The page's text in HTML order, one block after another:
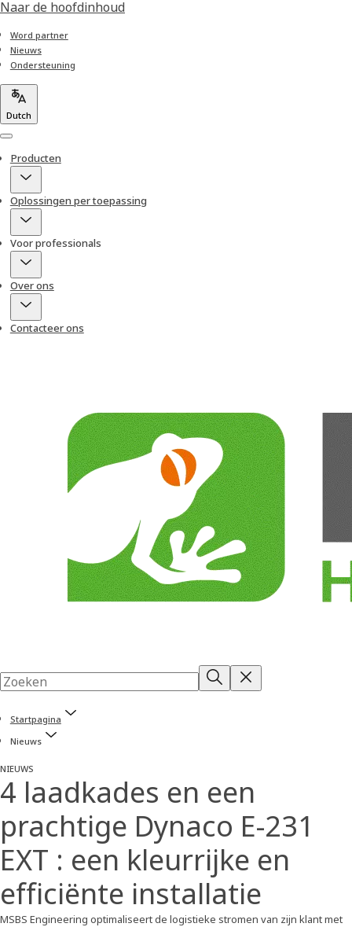
Naar de hoofdinhoud
Word partner
Nieuws
Ondersteuning
Dutch
Menu
Producten
Oplossingen per toepassing
Voor professionals
Over ons
Contacteer ons
Startpagina
Nieuws
NIEUWS
4 laadkades en een
prachtige Dynaco E-231
EXT : een kleurrijke en
efficiënte installatie
MSBS Engineering optimaliseert de logistieke stromen van zijn klant met